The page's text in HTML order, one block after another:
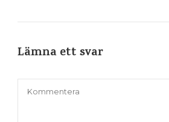
Lämna ett svar